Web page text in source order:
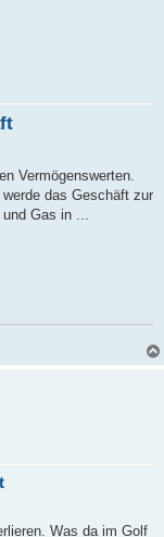
Vermögenswerten.
das Geschäft zur
Gas in ...
Was da im Golf